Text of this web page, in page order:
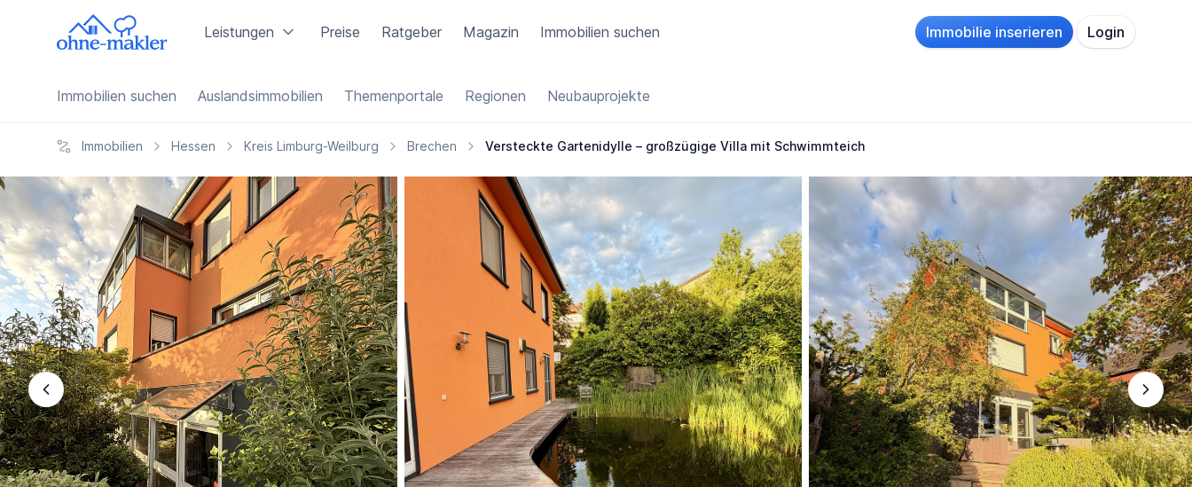
Leistungen Preise Ratgeber Magazin Immobilien suchen Immobilie inserieren Login
Immobilien suchen Auslandsimmobilien Themenportale Regionen Neubauprojekte
Immobilien Hessen Kreis Limburg-Weilburg Brechen Versteckte Gartenidylle – großzügige Villa mit Schwimmteich